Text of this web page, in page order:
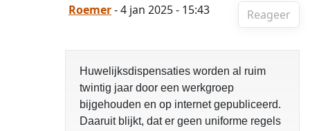
Reageer
Roemer- 4 jan 2025 - 15:43
Huwelijksdispensaties worden al ruim
twintig jaar door een werkgroep
bijgehouden en op internet gepubliceerd.
Daaruit blijkt, dat er geen uniforme regels